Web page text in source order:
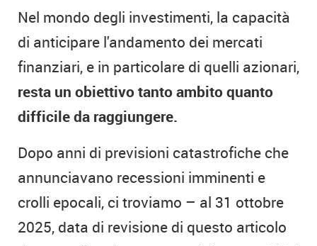
Nel mondo degli investimenti, la capacità
di anticipare l'andamento dei mercati
finanziari, e in particolare di quelli azionari,
resta un obiettivo tanto ambito quanto
difficile da raggiungere.
Dopo anni di previsioni catastrofiche che
annunciavano recessioni imminenti e
crolli epocali, ci troviamo – al 31 ottobre
2025, data di revisione di questo articolo